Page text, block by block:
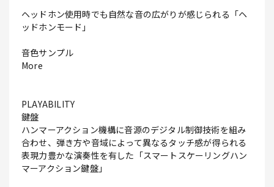
ヘッドホン使用時でも自然な音の広がりが感じられる「ヘ
ッドホンモード」
音色サンプル
More
PLAYABILITY
鍵盤
ハンマーアクション機構に音源のデジタル制御技術を組み
合わせ、弾き方や音域によって異なるタッチ感が得られる
表現力豊かな演奏性を有した「スマートスケーリングハン
マーアクション鍵盤」